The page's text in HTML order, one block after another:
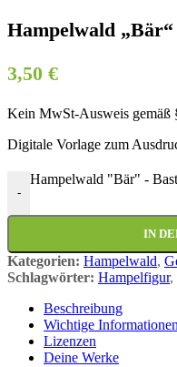
Hampelwald
3,50 €
Kein MwSt-Ausweis gemäß
Digitale Vorlage zum
-
Hampelwald "Bär" -
IN
Kategorien: Hampelwald,
Schlagwörter: Hampelfigur,
Beschreibung
Wichtige Informationen
Lizenzen
Deine Werke